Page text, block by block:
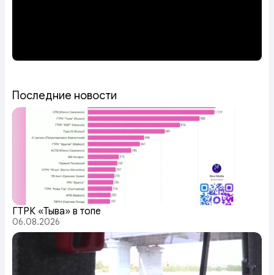
Последние новости
ГТРК «Тыва» в топе
06.08.2026